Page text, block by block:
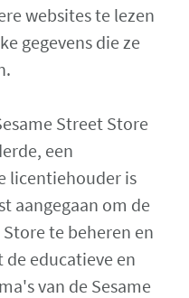
websites te lezen
gegevens die ze
Street Store
een
licentiehouder is
aangegaan om de
te beheren en
educatieve en
van de Sesame